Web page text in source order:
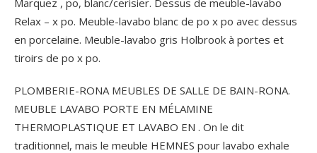
Marquez , po, blanc/cerisier. Dessus de meuble-lavabo
Relax – x po. Meuble-lavabo blanc de po x po avec dessus
en porcelaine. Meuble-lavabo gris Holbrook à portes et
tiroirs de po x po.
PLOMBERIE-RONA MEUBLES DE SALLE DE BAIN-RONA.
MEUBLE LAVABO PORTE EN MÉLAMINE
THERMOPLASTIQUE ET LAVABO EN . On le dit
traditionnel, mais le meuble HEMNES pour lavabo exhale